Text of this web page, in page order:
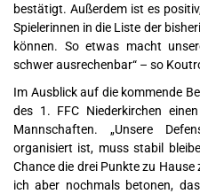
bestätigt. Außerdem ist es
Spielerinnen in die Liste der
können. So etwas macht
schwer ausrechenbar“ – so
Im Ausblick auf die kommende
des 1. FFC Niederkirchen
Mannschaften. „Unsere
organisiert ist, muss stabil
Chance die drei Punkte zu
ich aber nochmals betonen,